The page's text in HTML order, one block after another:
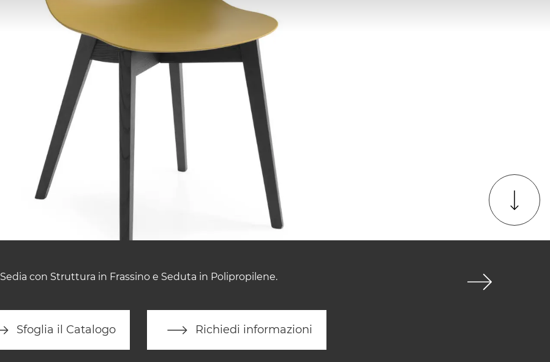
Sedia con Struttura in Frassino e Seduta in Polipropilene.
Sfoglia il Catalogo Richiedi informazioni